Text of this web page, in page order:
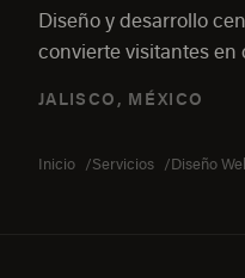
Diseño y desarrollo
convierte visitantes en
JALISCO, MÉXICO
Inicio Servicios Diseño